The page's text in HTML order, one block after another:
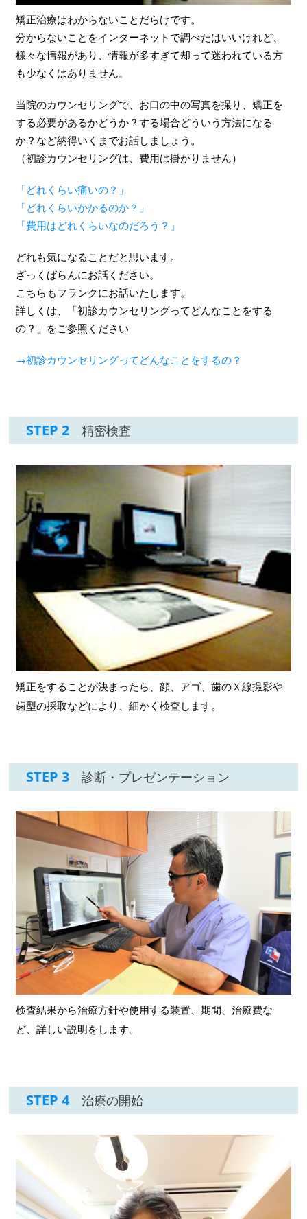
矯正治療はわからないことだらけです。
分からないことをインターネットで調べたはいいけれど、
様々な情報があり、情報が多すぎて却って迷われている方
も少なくはありません。
当院のカウンセリングで、お口の中の写真を撮り、矯正を
する必要があるかどうか？する場合どういう方法になる
か？など納得いくまでお話しましょう。
（初診カウンセリングは、費用は掛かりません）
「どれくらい痛いの？」
「どれくらいかかるのか？」
「費用はどれくらいなのだろう？」
どれも気になることだと思います。
ざっくばらんにお話ください。
こちらもフランクにお話いたします。
詳しくは、「初診カウンセリングってどんなことをする
の？」をご参照ください
→初診カウンセリングってどんなことをするの？
STEP 2 精密検査
矯正をすることが決まったら、顔、アゴ、歯のＸ線撮影や
歯型の採取などにより、細かく検査します。
STEP 3 診断・プレゼンテーション
検査結果から治療方針や使用する装置、期間、治療費な
ど、詳しい説明をします。
STEP 4治療の開始